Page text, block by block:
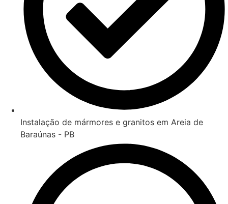
Instalação de mármores e granitos em Areia de
Baraúnas - PB